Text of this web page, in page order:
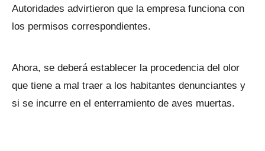
Autoridades advirtieron que la empresa funciona con
los permisos correspondientes.
Ahora, se deberá establecer la procedencia del olor
que tiene a mal traer a los habitantes denunciantes y
si se incurre en el enterramiento de aves muertas.